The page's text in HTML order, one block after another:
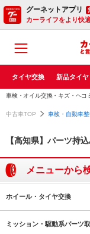
グーネットアプリ
カーライフをより快
タイヤ交換 新品タイヤ
車検・オイル交換・キズ・ヘコ
中古車TOP 車検・自動車
【高知県】パーツ持
メニューから
ホイール・タイヤ交換
ミッション・駆動系パーツ